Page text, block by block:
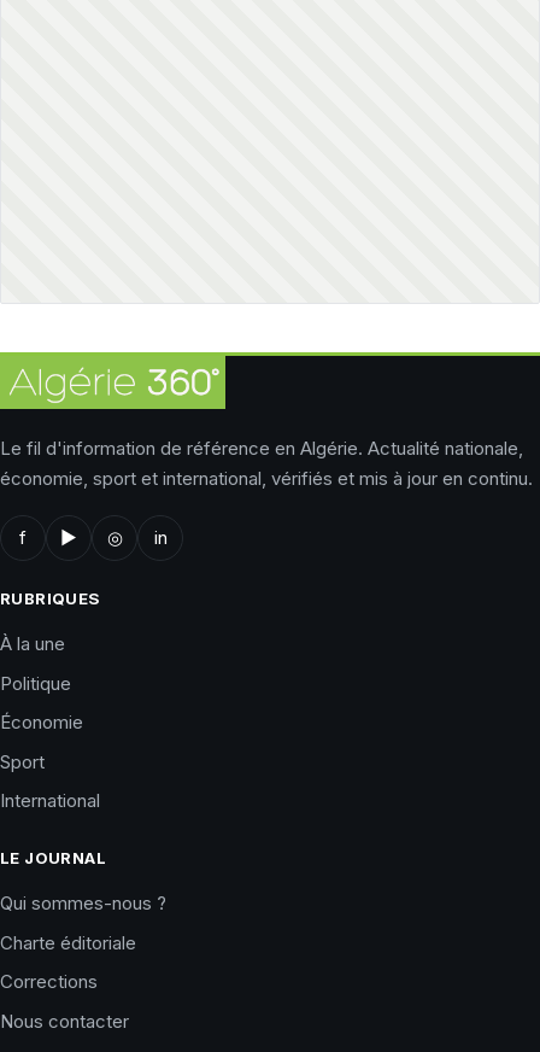
Le fil d'information de référence en Algérie. Actualité nationale,
économie, sport et international, vérifiés et mis à jour en continu.
f ▶ ◎ in
RUBRIQUES
À la une
Politique
Économie
Sport
International
LE JOURNAL
Qui sommes-nous ?
Charte éditoriale
Corrections
Nous contacter